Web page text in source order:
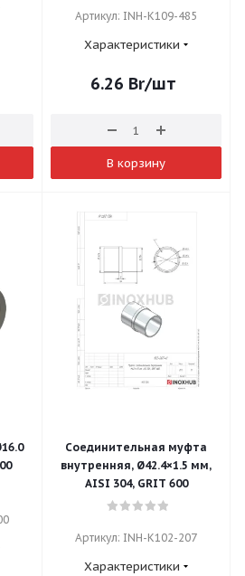
Артикул: INH-K109-485
Характеристики
6.26 Br/шт
В корзину
Соединительная муфта
внутренняя, Ø42.4×1.5 мм,
AISI 304, GRIT 600
Артикул: INH-K102-207
Характеристики